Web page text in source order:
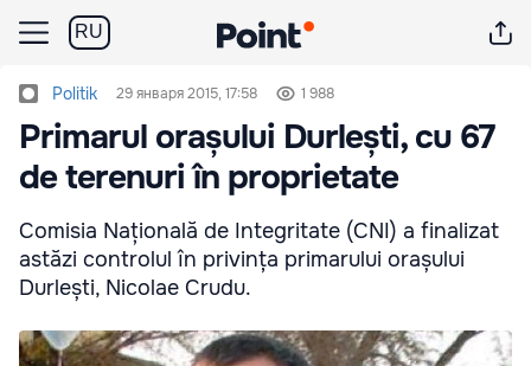
RU
Politik 29 января 2015, 17:58 1 988
Primarul orașului Durlești, cu 67
de terenuri în proprietate
Comisia Națională de Integritate (CNI) a finalizat
astăzi controlul în privința primarului orașului
Durlești, Nicolae Crudu.